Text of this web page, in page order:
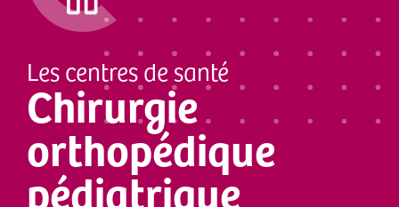
Les centres de santé
Chirurgie
orthopédique
pédiatrique